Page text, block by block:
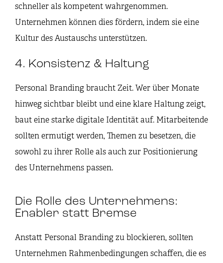
schneller als kompetent wahrgenommen.
Unternehmen können dies fördern, indem sie eine
Kultur des Austauschs unterstützen.
4. Konsistenz & Haltung
Personal Branding braucht Zeit. Wer über Monate
hinweg sichtbar bleibt und eine klare Haltung zeigt,
baut eine starke digitale Identität auf. Mitarbeitende
sollten ermutigt werden, Themen zu besetzen, die
sowohl zu ihrer Rolle als auch zur Positionierung
des Unternehmens passen.
Die Rolle des Unternehmens:
Enabler statt Bremse
Anstatt Personal Branding zu blockieren, sollten
Unternehmen Rahmenbedingungen schaffen, die es